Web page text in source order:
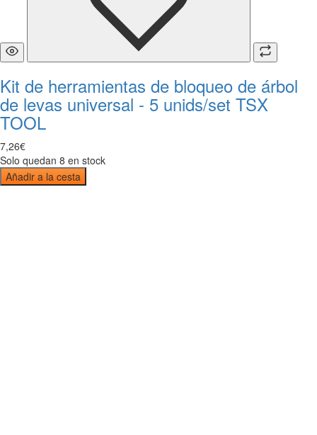
Kit de herramientas de bloqueo de árbol
de levas universal - 5 unids/set TSX
TOOL
7,26€
Solo quedan 8 en stock
Añadir a la cesta